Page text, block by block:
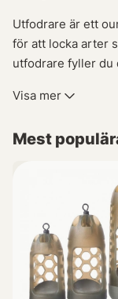
Utfodrare är ett
för att locka arter
utfodrare fyller du
till ditt bete. Vi
metodutfordrar
varumärken som
Drennan.
Visa mer
Mest